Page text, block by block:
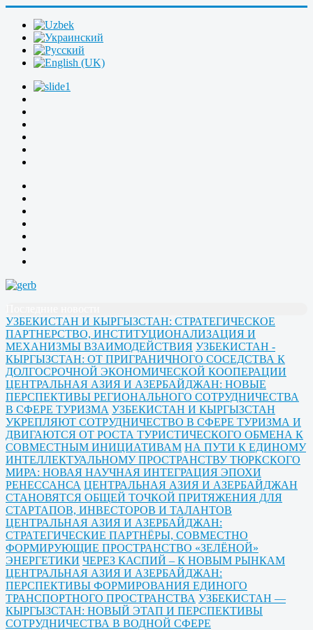
УЗБЕКИСТАН И КЫРГЫЗСТАН: СТРАТЕГИЧЕСКОЕ
ПАРТНЕРСТВО, ИНСТИТУЦИОНАЛИЗАЦИЯ И
МЕХАНИЗМЫ ВЗАИМОДЕЙСТВИЯ УЗБЕКИСТАН -
КЫРГЫЗСТАН: ОТ ПРИГРАНИЧНОГО СОСЕДСТВА К
ДОЛГОСРОЧНОЙ ЭКОНОМИЧЕСКОЙ КООПЕРАЦИИ
ЦЕНТРАЛЬНАЯ АЗИЯ И АЗЕРБАЙДЖАН: НОВЫЕ
ПЕРСПЕКТИВЫ РЕГИОНАЛЬНОГО СОТРУДНИЧЕСТВА
В СФЕРЕ ТУРИЗМА УЗБЕКИСТАН И КЫРГЫЗСТАН
УКРЕПЛЯЮТ СОТРУДНИЧЕСТВО В СФЕРЕ ТУРИЗМА И
ДВИГАЮТСЯ ОТ РОСТА ТУРИСТИЧЕСКОГО ОБМЕНА К
СОВМЕСТНЫМ ИНИЦИАТИВАМ НА ПУТИ К ЕДИНОМУ
ИНТЕЛЛЕКТУАЛЬНОМУ ПРОСТРАНСТВУ ТЮРКСКОГО
МИРА: НОВАЯ НАУЧНАЯ ИНТЕГРАЦИЯ ЭПОХИ
РЕНЕССАНСА ЦЕНТРАЛЬНАЯ АЗИЯ И АЗЕРБАЙДЖАН
СТАНОВЯТСЯ ОБЩЕЙ ТОЧКОЙ ПРИТЯЖЕНИЯ ДЛЯ
СТАРТАПОВ, ИНВЕСТОРОВ И ТАЛАНТОВ
ЦЕНТРАЛЬНАЯ АЗИЯ И АЗЕРБАЙДЖАН:
СТРАТЕГИЧЕСКИЕ ПАРТНЁРЫ, СОВМЕСТНО
ФОРМИРУЮЩИЕ ПРОСТРАНСТВО «ЗЕЛЁНОЙ»
ЭНЕРГЕТИКИ ЧЕРЕЗ КАСПИЙ – К НОВЫМ РЫНКАМ
ЦЕНТРАЛЬНАЯ АЗИЯ И АЗЕРБАЙДЖАН:
ПЕРСПЕКТИВЫ ФОРМИРОВАНИЯ ЕДИНОГО
ТРАНСПОРТНОГО ПРОСТРАНСТВА УЗБЕКИСТАН —
КЫРГЫЗСТАН: НОВЫЙ ЭТАП И ПЕРСПЕКТИВЫ
СОТРУДНИЧЕСТВА В ВОДНОЙ СФЕРЕ